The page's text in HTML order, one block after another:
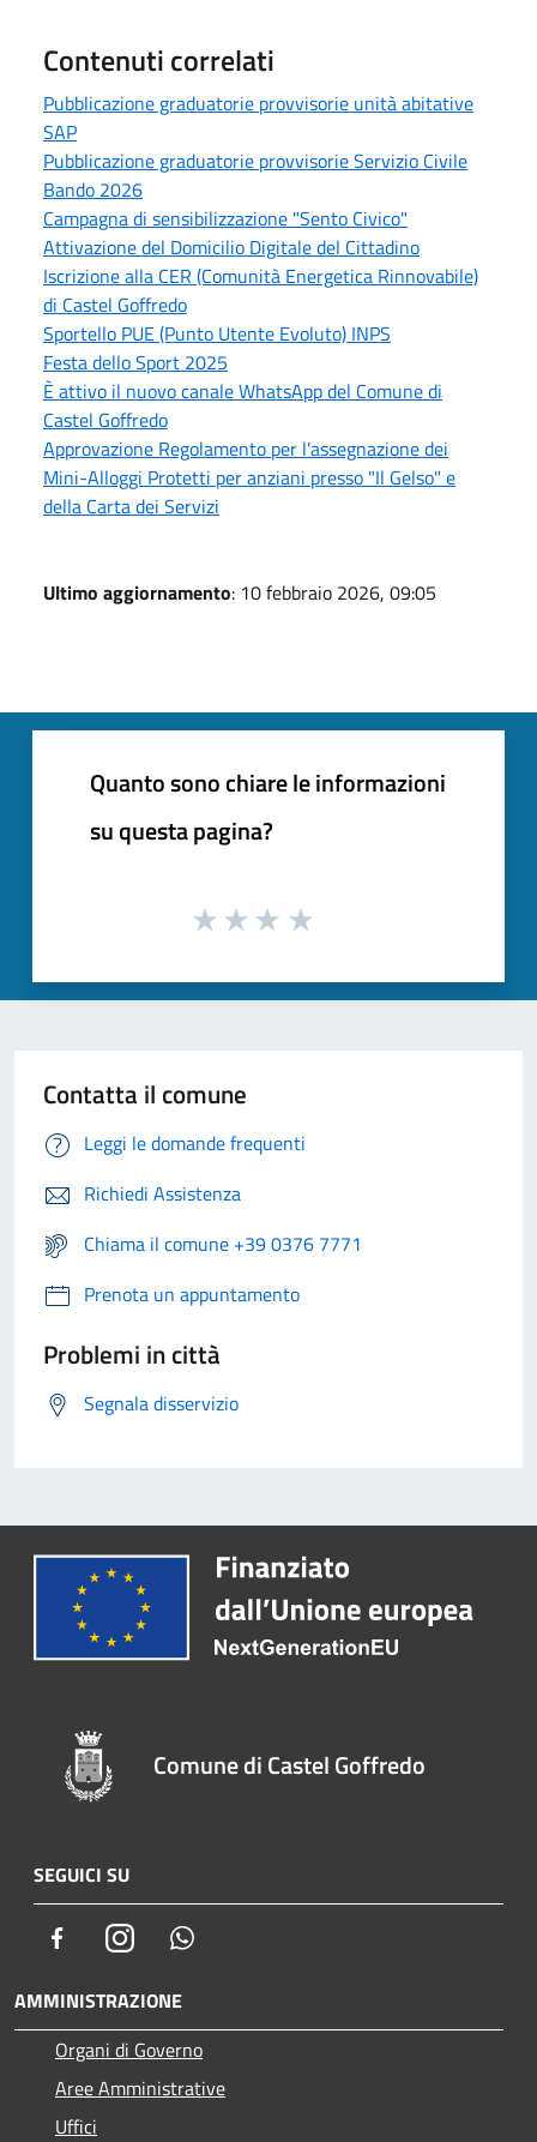
Contenuti correlati
Pubblicazione graduatorie provvisorie unità abitative
SAP
Pubblicazione graduatorie provvisorie Servizio Civile
Bando 2026
Campagna di sensibilizzazione "Sento Civico"
Attivazione del Domicilio Digitale del Cittadino
Iscrizione alla CER (Comunità Energetica Rinnovabile)
di Castel Goffredo
Sportello PUE (Punto Utente Evoluto) INPS
Festa dello Sport 2025
È attivo il nuovo canale WhatsApp del Comune di
Castel Goffredo
Approvazione Regolamento per l'assegnazione dei
Mini-Alloggi Protetti per anziani presso "Il Gelso" e
della Carta dei Servizi
Ultimo aggiornamento: 10 febbraio 2026, 09:05
Quanto sono chiare le informazioni
su questa pagina?
Contatta il comune
Leggi le domande frequenti
Richiedi Assistenza
Chiama il comune +39 0376 7771
Prenota un appuntamento
Problemi in città
Segnala disservizio
Comune di Castel Goffredo
SEGUICI SU
FacebookInstagram
AMMINISTRAZIONE
Organi di Governo
Aree Amministrative
Uffici